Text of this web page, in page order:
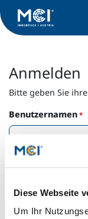
Diese Webseite
Um Ihr
Anmelden
Bitte geben Sie
Benutzernamen